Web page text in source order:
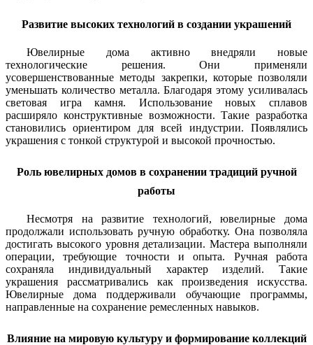
Развитие высоких технологий в создании украшений
Ювелирные дома активно внедряли новые
технологические решения. Они применяли
усовершенствованные методы закрепки, которые позволяли
уменьшать количество металла. Благодаря этому усиливалась
световая игра камня. Использование новых сплавов
расширяло конструктивные возможности. Такие разработка
становились ориентиром для всей индустрии. Появлялись
украшения с тонкой структурой и высокой прочностью.
Роль ювелирных домов в сохранении традиций ручной
работы
Несмотря на развитие технологий, ювелирные дома
продолжали использовать ручную обработку. Она позволяла
достигать высокого уровня детализации. Мастера выполняли
операции, требующие точности и опыта. Ручная работа
сохраняла индивидуальный характер изделий. Такие
украшения рассматривались как произведения искусства.
Ювелирные дома поддерживали обучающие программы,
направленные на сохранение ремесленных навыков.
Влияние на мировую культуру и формирование коллекций